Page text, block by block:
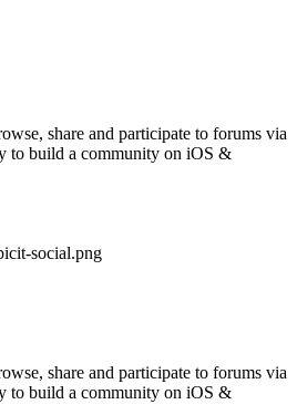
share and participate to forums via
to build a community on iOS &
social.png
share and participate to forums via
to build a community on iOS &